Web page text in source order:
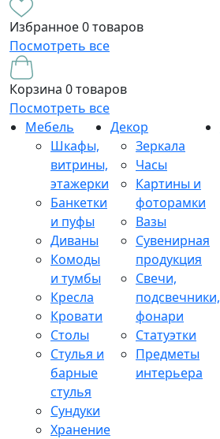
Избранное0 товаров
Посмотреть все
Корзина 0 товаров
Посмотреть все
Мебель
Шкафы,
витрины,
этажерки
Банкетки
и пуфы
Диваны
Комоды
и тумбы
Кресла
Кровати
Столы
Стулья и
барные
стулья
Сундуки
Хранение
Декор
Зеркала
Часы
Картины и
фоторамки
Вазы
Сувенирная
продукция
Свечи,
подсвечники,
фонари
Статуэтки
Предметы
интерьера